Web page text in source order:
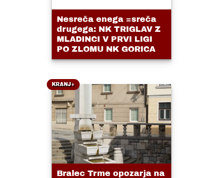
Nesreča enega =sreča
drugega: NK TRIGLAV Z
MLADINCI V PRVI LIGI
PO ZLOMU NK GORICA
KRANJ+
Bralec Trme opozarja na